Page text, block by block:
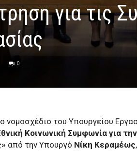
για τις
0
νομοσχέδιο του Υπουργείου
Κοινωνική Συμφωνία για
από την Υπουργό Νίκη Κεραμέως